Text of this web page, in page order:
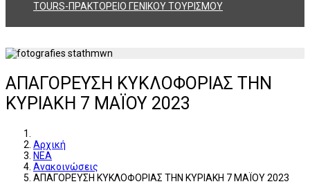
TOURS-ΠΡΑΚΤΟΡΕΙΟ ΓΕΝΙΚΟΥ ΤΟΥΡΙΣΜΟΥ
ΑΠΑΓΟΡΕΥΣΗ ΚΥΚΛΟΦΟΡΙΑΣ ΤΗΝ
ΚΥΡΙΑΚΗ 7 ΜΑΪΟΥ 2023
Αρχική
ΝΕΑ
Ανακοινώσεις
ΑΠΑΓΟΡΕΥΣΗ ΚΥΚΛΟΦΟΡΙΑΣ ΤΗΝ ΚΥΡΙΑΚΗ 7 ΜΑΪΟΥ 2023